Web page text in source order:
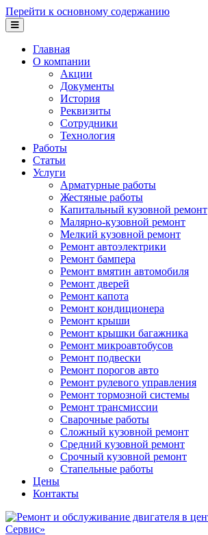
Перейти к основному содержанию
Главная
О компании
Акции
Документы
История
Реквизиты
Сотрудники
Технология
Работы
Статьи
Услуги
Арматурные работы
Жестяные работы
Капитальный кузовной ремонт
Малярно-кузовной ремонт
Мелкий кузовной ремонт
Ремонт автоэлектрики
Ремонт бампера
Ремонт вмятин автомобиля
Ремонт дверей
Ремонт капота
Ремонт кондиционера
Ремонт крыши
Ремонт крышки багажника
Ремонт микроавтобусов
Ремонт подвески
Ремонт порогов авто
Ремонт рулевого управления
Ремонт тормозной системы
Ремонт трансмиссии
Сварочные работы
Сложный кузовной ремонт
Средний кузовной ремонт
Срочный кузовной ремонт
Стапельные работы
Цены
Контакты